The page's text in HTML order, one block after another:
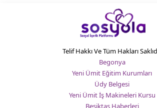
Telif Hakkı Ve Tüm Hakları
Begonya
Yeni Ümit Eğitim Kurumları
Üdy Belgesi
Yeni Ümit İş Makineleri Kursu
Beşiktaş Haberleri